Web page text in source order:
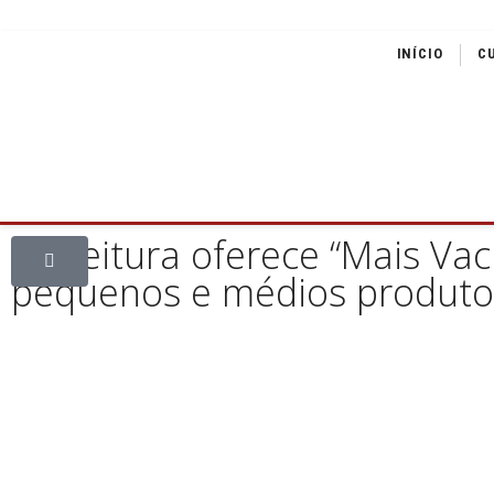
INÍCIO
Prefeitura oferece “Mais
pequenos e médios